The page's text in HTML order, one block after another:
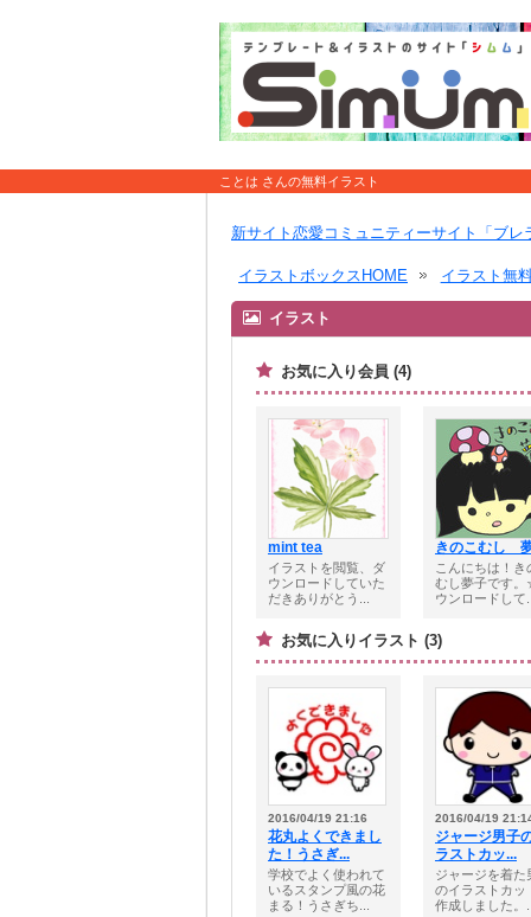
ことは さんの無料イラスト
新サイト恋愛コミュニティーサイト「ブレ
イラストボックスHOME イラスト無
イラスト
お気に入り会員 (4)
mint tea
イラストを閲覧、ダ
ウンロードしていた
だきありがとう...
きのこむし
こんにちは！き
むし夢子です
ウンロードして
お気に入りイラスト (3)
2016/04/19 21:16
花丸よくできまし
た！うさぎ...
学校でよく使われて
いるスタンプ風の花
まる！うさぎち...
2016/04/19
ジャージ男子
ラストカッ...
ジャージを着た
のイラストカッ
作成しました。